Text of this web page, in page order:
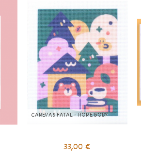
CANEVAS FATAL - HOME BODY
33,00 €